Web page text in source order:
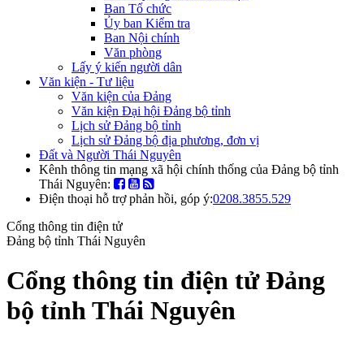
Ban Tổ chức
Ủy ban Kiểm tra
Ban Nội chính
Văn phòng
Lấy ý kiến người dân
Văn kiện - Tư liệu
Văn kiện của Đảng
Văn kiện Đại hội Đảng bộ tỉnh
Lịch sử Đảng bộ tỉnh
Lịch sử Đảng bộ địa phương, đơn vị
Đất và Người Thái Nguyên
Kênh thông tin mạng xã hội chính thống của Đảng bộ tỉnh
Thái Nguyên:
Điện thoại hỗ trợ phản hồi, góp ý:0208.3855.529
Cổng thông tin điện tử
Đảng bộ tỉnh Thái Nguyên
Cổng thông tin điện tử Đảng
bộ tỉnh Thái Nguyên